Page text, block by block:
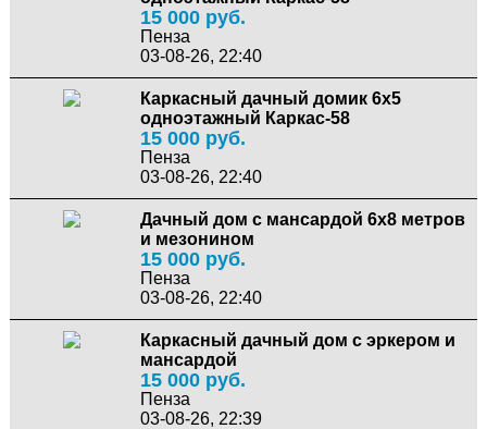
15 000 руб.
Пенза
03-08-26, 22:40
Каркасный дачный домик 6х5
одноэтажный Каркас-58
15 000 руб.
Пенза
03-08-26, 22:40
Дачный дом с мансардой 6х8 метров
и мезонином
15 000 руб.
Пенза
03-08-26, 22:40
Каркасный дачный дом с эркером и
мансардой
15 000 руб.
Пенза
03-08-26, 22:39